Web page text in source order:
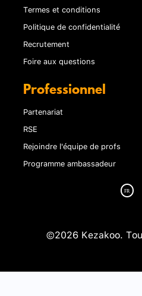
Termes et conditions
Politique de confidentialité
Recrutement
Foire aux questions
Professionnel
Partenariat
RSE
Rejoindre l'équipe de profs
Programme ambassadeur
©2026 Kezakoo.